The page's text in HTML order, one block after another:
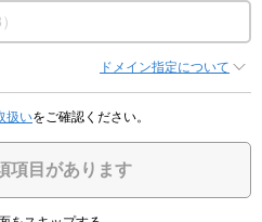
ドメイン指定について
扱いをご確認ください。
項目があります